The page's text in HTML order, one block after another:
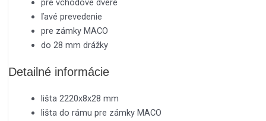
pre vchodové dvere
ľavé prevedenie
pre zámky MACO
do 28 mm drážky
Detailné informácie
lišta 2220x8x28 mm
lišta do rámu pre zámky MACO